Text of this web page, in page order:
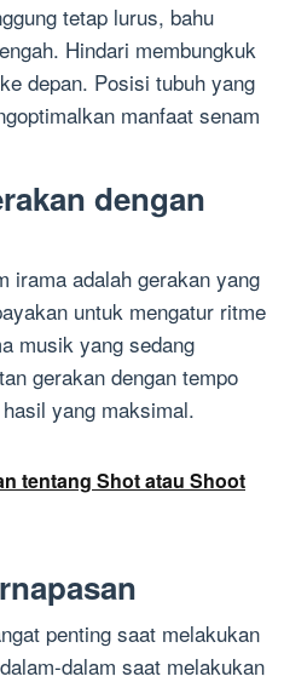
tetap lurus, bahu
Hindari membungkuk
depan. Posisi tubuh yang
manfaat senam
dengan
irama adalah gerakan yang
untuk mengatur ritme
musik yang sedang
gerakan dengan tempo
yang maksimal.
tentang Shot atau Shoot
penting saat melakukan
dalam saat melakukan